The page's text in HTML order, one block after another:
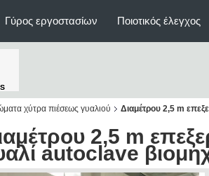
Γύρος εργοστασίων Ποιοτικός έλεγχος
χύτρα πιέσεως γυαλιού Διαμέτρου 2,5 m
2,5 m
autoclave